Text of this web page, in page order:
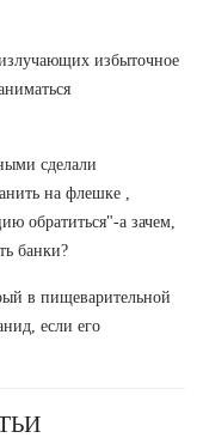
избыточное
сделали
на флешке ,
обратиться"-а зачем,
банки?
в пищеварительной
если его